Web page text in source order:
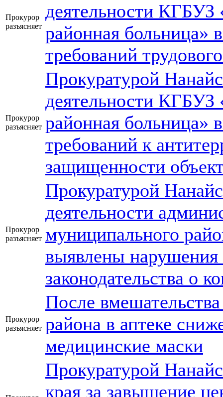
Прокурор
разъясняет
деятельности КГБУЗ
районная больница»
требований
Прокурор
разъясняет
Прокуратурой
деятельности КГБУЗ
районная больница»
требований к
защищенности
Прокурор
разъясняет
Прокуратурой
деятельности
муниципального
выявлены нарушения
законодательства о
Прокурор
разъясняет
После
района в аптеке
медицинские маски
Прокуратурой
края за завышение